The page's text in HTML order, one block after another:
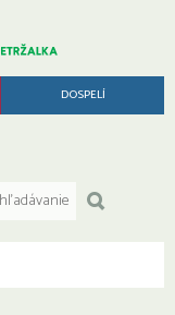
DOSPELÍ